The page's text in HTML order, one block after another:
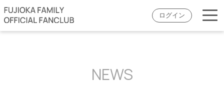
ログイン
NEWS